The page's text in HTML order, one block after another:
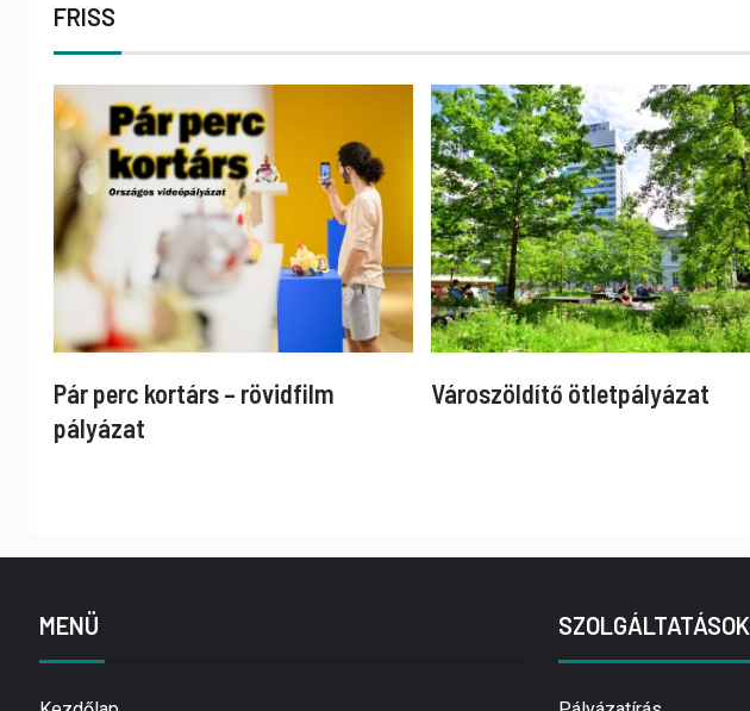
FRISS
Pár perc kortárs – rövidfilm
pályázat
Városzöldítő ötletpályázat
MENÜ SZOLGÁLTATÁSOK